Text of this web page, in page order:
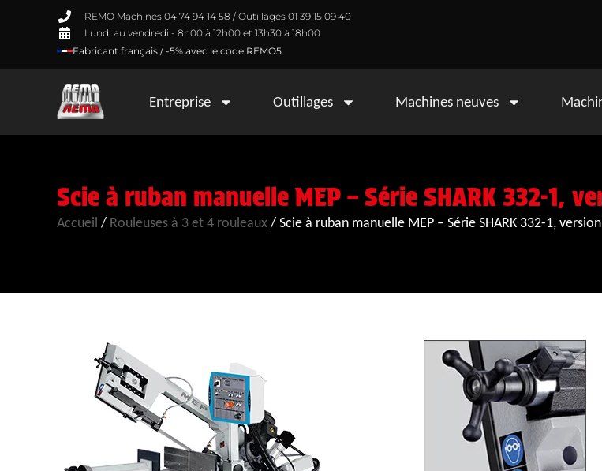
REMO Machines 04 74 94 14 58 / Outillages 01 39 15 09 40
Lundi au vendredi - 8h00 à 12h00 et 13h30 à 18h00
Fabricant français / -5% avec le code REMO5
Entreprise Outillages Machines neuves
Scie à ruban manuelle MEP – Série SHARK 332-1,
Accueil / Rouleuses à 3 et 4 rouleaux/Scie à ruban manuelle MEP – Série SHARK 332-1,